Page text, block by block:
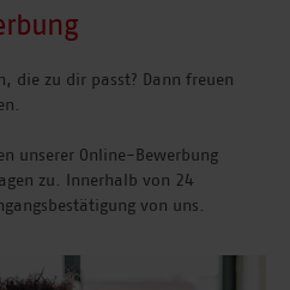
die zu dir passt? Dann freuen
unserer Online-Bewerbung
zu. Innerhalb von 24
von uns.